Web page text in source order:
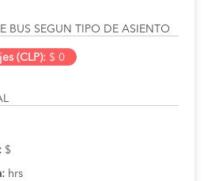
BUS SEGUN TIPO DE ASIENTO
(CLP): $ 0
$
hrs